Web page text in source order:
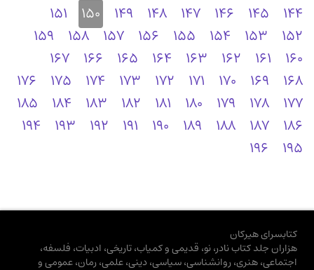
144
145
146
147
148
149
150
151
152
153
154
155
156
157
158
159
160
161
162
163
164
165
166
167
168
169
170
171
172
173
174
175
176
177
178
179
180
181
182
183
184
185
186
187
188
189
190
191
192
193
194
195
196
کتابسرای هیرکان
هزاران جلد کتاب نادر، نو، قدیمی و کمیاب، تاریخی، ادبیات، فلسفه،
اجتماعی، هنری، روانشناسی، سیاسی، دینی، علمی، رمان، عمومی و